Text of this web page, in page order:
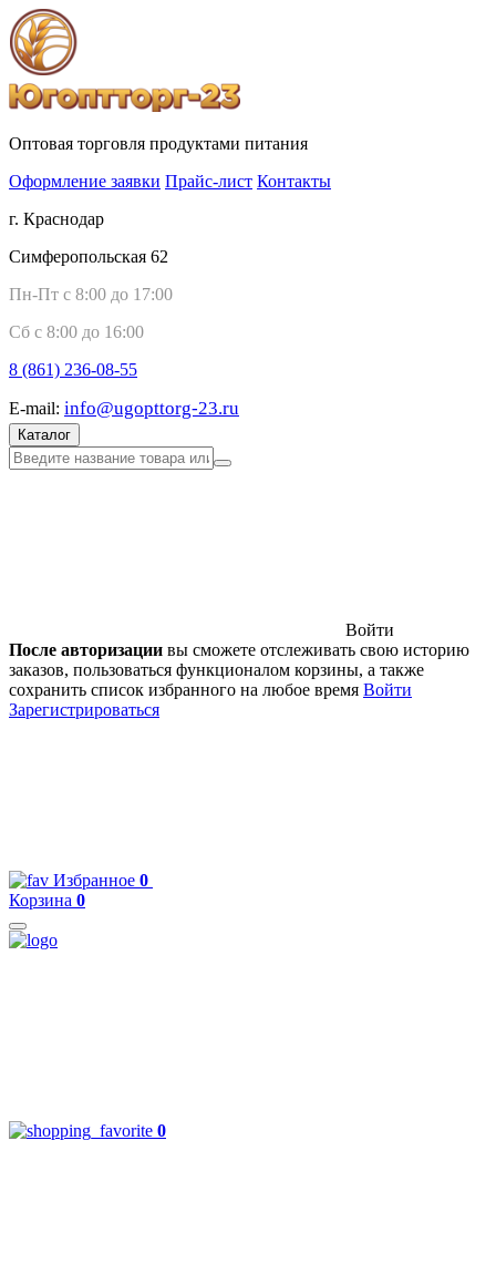
Оптовая торговля продуктами питания
Оформление заявки Прайс-лист Контакты
г. Краснодар
Симферопольская 62
Пн-Пт с 8:00 до 17:00
Сб с 8:00 до 16:00
8 (861) 236-08-55
E-mail: info@ugopttorg-23.ru
Каталог
Войти
После авторизации вы сможете отслеживать свою историю
заказов, пользоваться функционалом корзины, а также
сохранить список избранного на любое время Войти
Зарегистрироваться
Избранное 0
Корзина 0
0